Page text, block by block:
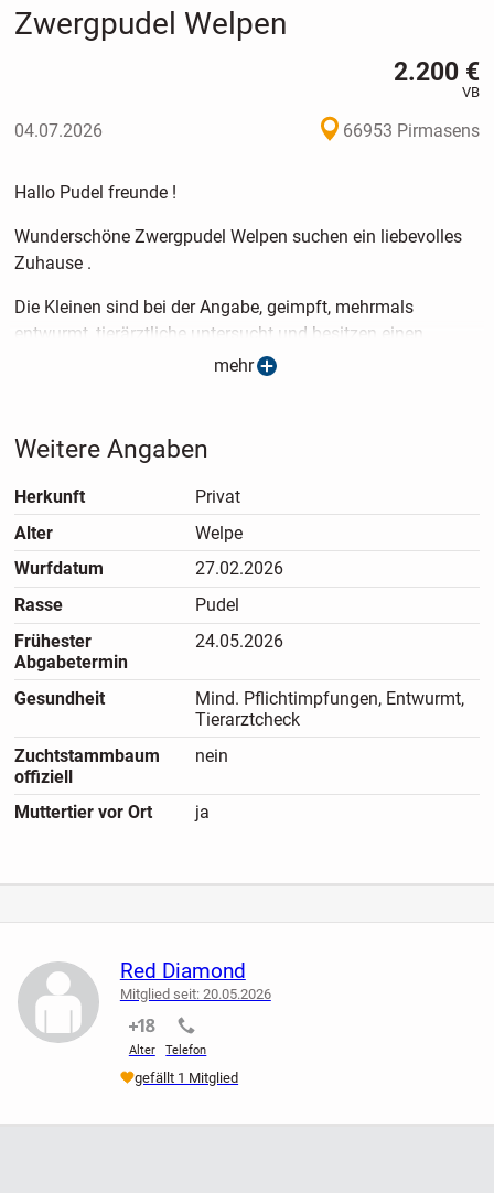
Zwergpudel Welpen
2.200 €
VB
04.07.2026 66953 Pirmasens
Hallo Pudel freunde !
Wunderschöne Zwergpudel Welpen suchen ein liebevolles
Zuhause .
Die Kleinen sind bei der Angabe, geimpft, mehrmals
entwurmt, tierärztliche untersucht und besitzen einen
Die Kleinen bekommen einen Impfpass und einen Start
Beide Elterntiere ,die bei uns leben , würden umfassend auf
Erbkrankheiten getestet.
Die Mutter 32cm 5 kg .
Der Vater hat eine Ahnentafel 33cm 5kg.
mehr
Weitere Angaben
Herkunft
Privat
Alter
Welpe
Wurfdatum
27.02.2026
Rasse
Pudel
Frühester
Abgabetermin
24.05.2026
Gesundheit
Mind. Pflichtimpfungen, Entwurmt,
Tierarztcheck
Zuchtstammbaum
offiziell
nein
Muttertier vor Ort ja
Red Diamond
Mitglied seit: 20.05.2026
Alter
nicht verifiziert
Telefon
nicht verifiziert
gefällt 1 Mitglied